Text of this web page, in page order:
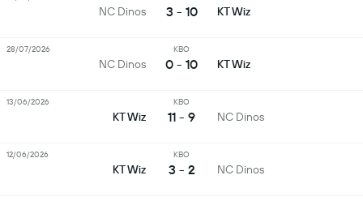
NC Dinos 3 - 10 KT Wiz
NC Dinos
KBO
0 - 10 KT Wiz
28/07/2026
KT Wiz
KBO
11 - 9 NC Dinos
13/06/2026
KT Wiz
KBO
3 - 2 NC Dinos
12/06/2026